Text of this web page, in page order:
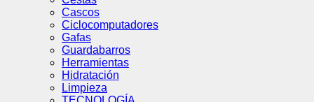
Cascos
Ciclocomputadores
Gafas
Guardabarros
Herramientas
Hidratación
Limpieza